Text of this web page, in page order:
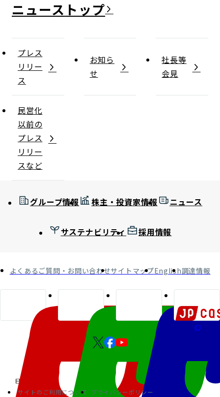
ニュース
プレス
リリー
ス
お知ら
せ
社長等
会見
民営化
以前の
プレス
リリー
スなど
グループ情報 株主・投資家情報 ニュース
サステナビリティ 採用情報
よくあるご質問・お問い合わせサイトマップEnglish調達情報
サイトのご利用について
プライバシーポリシー